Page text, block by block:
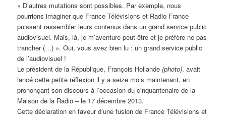
« D’autres mutations sont possibles. Par exemple, nous
pourrions imaginer que France Télévisions et Radio France
puissent rassembler leurs contenus dans un grand service public
audiovisuel. Mais, là, je m’aventure peut-être et je préfère ne pas
trancher (…) ». Oui, vous avez bien lu : un grand service public
de l’audiovisuel !
Le président de la République, François Hollande(photo), avait
lancé cette petite réflexion il y a seize mois maintenant, en
prononçant son discours à l’occasion du cinquantenaire de la
Maison de la Radio – le 17 décembre 2013.
Cette déclaration en faveur d’une fusion de France Télévisions et